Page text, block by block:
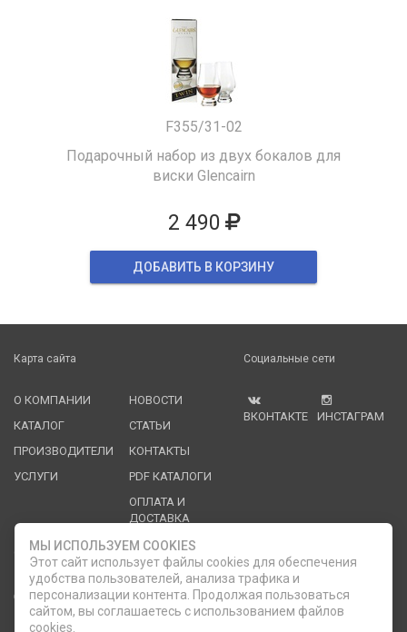
F355/31-02
Подарочный набор из двух бокалов для
виски Glencairn
2 490
ДОБАВИТЬ В КОРЗИНУ
Карта сайта
О КОМПАНИИ
КАТАЛОГ
ПРОИЗВОДИТЕЛИ
УСЛУГИ
НОВОСТИ
СТАТЬИ
КОНТАКТЫ
PDF КАТАЛОГИ
ОПЛАТА И
ДОСТАВКА
Социальные сети
ВКОНТАКТЕ ИНСТАГРАМ
Служба клиентской поддержки
ОБРАТНЫЙ ЗВОНОК phone
8 (812) 335-21-16
МЫ ИСПОЛЬЗУЕМ COOKIES
Этот сайт использует файлы cookies для обеспечения
удобства пользователей, анализа трафика и
персонализации контента. Продолжая пользоваться
сайтом, вы соглашаетесь с использованием файлов
cookies.